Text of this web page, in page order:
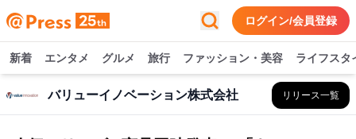
ログイン/会員登録
新着 エンタメ グルメ 旅行 ファッション・美容 ライフスタ
バリューイノベーション株式会社 リリース一覧